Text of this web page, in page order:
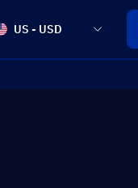
US - USD